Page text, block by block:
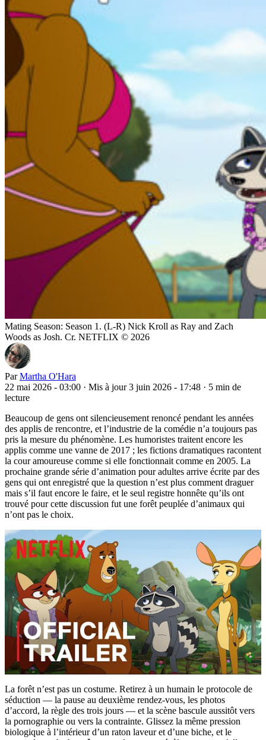
Mating Season: Season 1. (L-R) Nick Kroll as Ray and Zach
Woods as Josh. Cr. NETFLIX © 2026
Par Martha O'Hara
22 mai 2026 - 03:00 · Mis à jour 3 juin 2026 - 17:48 · 5 min de
lecture
Beaucoup de gens ont silencieusement renoncé pendant les années
des applis de rencontre, et l’industrie de la comédie n’a toujours pas
pris la mesure du phénomène. Les humoristes traitent encore les
applis comme une vanne de 2017 ; les fictions dramatiques racontent
la cour amoureuse comme si elle fonctionnait comme en 2005. La
prochaine grande série d’animation pour adultes arrive écrite par des
gens qui ont enregistré que la question n’est plus comment draguer
mais s’il faut encore le faire, et le seul registre honnête qu’ils ont
trouvé pour cette discussion fut une forêt peuplée d’animaux qui
n’ont pas le choix.
La forêt n’est pas un costume. Retirez à un humain le protocole de
séduction — la pause au deuxième rendez-vous, les photos
d’accord, la règle des trois jours — et la scène bascule aussitôt vers
la pornographie ou vers la contrainte. Glissez la même pression
biologique à l’intérieur d’un raton laveur et d’une biche, et le